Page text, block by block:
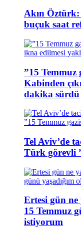
Akın
buçuk saat
”15 Temmuz
Kabinden
dakika sürdü
Tel Aviv’de
Türk görevli
Ertesi gün ne
15 Temmuz
istiyorum